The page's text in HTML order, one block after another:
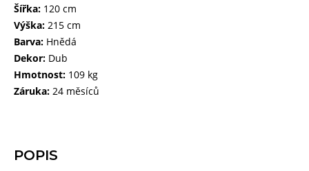
POPIS
Šířka: 120 cm
Výška: 215 cm
Barva: Hnědá
Dekor: Dub
Hmotnost: 109 kg
Záruka: 24 měsíců